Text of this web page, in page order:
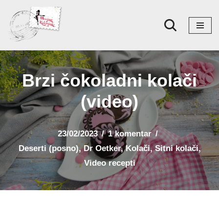
Skoči
na
sadržaj
Brzi čokoladni kolači
(video)
23/02/2023
1 komentar
Deserti (posno),Dr Oetker,Kolači,Sitni kolači,
Video recepti